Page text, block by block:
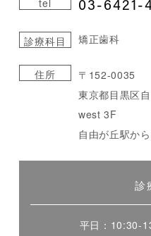
03-6421-
診療科目 矯正歯科
住所
〒152-0035
東京都目黒区
west 3F
自由が丘駅か
診
平日：10:30-